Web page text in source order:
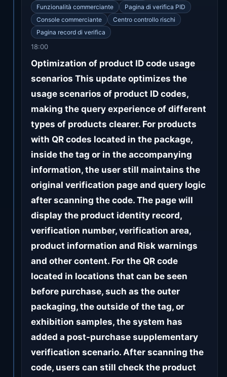
Funzionalità commerciante
Pagina di verifica PID
Console commerciante
Centro controllo rischi
Pagina record di verifica
18:00
Optimization of product ID code usage
scenarios This update optimizes the
usage scenarios of product ID codes,
making the query experience of different
types of products clearer. For products
with QR codes located in the package,
inside the tag or in the accompanying
information, the user still maintains the
original verification page and query logic
after scanning the code. The page will
display the product identity record,
verification number, verification area,
product information and Risk warnings
and other content. For the QR code
located in locations that can be seen
before purchase, such as the outer
packaging, the outside of the tag, or
exhibition samples, the system has
added a post-purchase supplementary
verification scenario. After scanning the
code, users can still check the product